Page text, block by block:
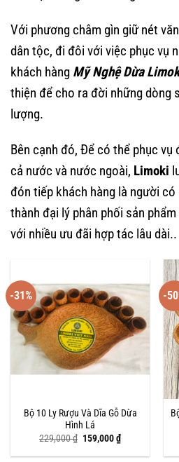
Với phương châm gìn giữ nét
dân tộc, đi đôi với việc phục vụ
khách hàng Mỹ Nghệ Dừa
thiện để cho ra đời những dòng
lượng.
Bên cạnh đó, Để có thể phục
cả nước và nước ngoài, Limoki
đón tiếp khách hàng là người
thành đại lý phân phối sản
với nhiều ưu đãi hợp tác lâu dài..
-31%
Bộ 10 Ly Rượu Và Dĩa Gỗ Dừa
Hình Lá
229,000₫ Giá
là:
159,000₫Giá
hiện
tại
-